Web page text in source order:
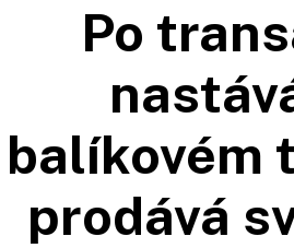
Po
balíkovém
prodává